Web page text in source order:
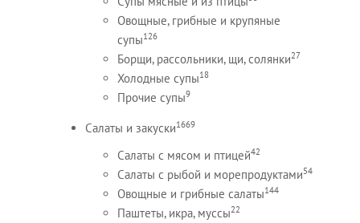
Овощные, грибные и крупяные
супы126
Борщи, рассольники, щи, солянки27
Холодные супы18
Прочие супы9
Салаты и закуски1669
Салаты с мясом и птицей42
Салаты с рыбой и морепродуктами54
Овощные и грибные салаты144
Паштеты, икра, муссы22